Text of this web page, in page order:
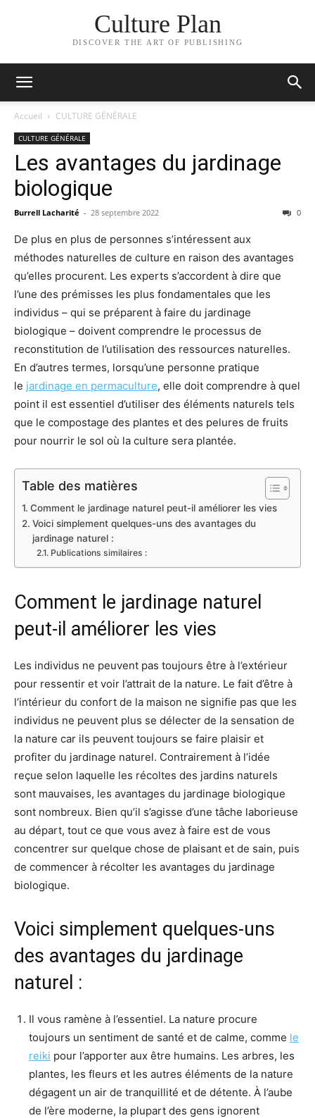
Culture Plan
DISCOVER THE ART OF PUBLISHING
Accueil CULTURE GÉNÉRALE
CULTURE GÉNÉRALE
Les avantages du jardinage
biologique
Burrell Lacharité - 28 septembre 2022 0
De plus en plus de personnes s’intéressent aux
méthodes naturelles de culture en raison des avantages
qu’elles procurent. Les experts s’accordent à dire que
l’une des prémisses les plus fondamentales que les
individus – qui se préparent à faire du jardinage
biologique – doivent comprendre le processus de
reconstitution de l’utilisation des ressources naturelles.
En d’autres termes, lorsqu’une personne pratique
le jardinage en permaculture, elle doit comprendre à quel
point il est essentiel d’utiliser des éléments naturels tels
que le compostage des plantes et des pelures de fruits
pour nourrir le sol où la culture sera plantée.
Table des matières
Comment le jardinage naturel peut-il améliorer les vies
Voici simplement quelques-uns des avantages du
jardinage naturel :
Publications similaires :
Comment le jardinage naturel
peut-il améliorer les vies
Les individus ne peuvent pas toujours être à l’extérieur
pour ressentir et voir l’attrait de la nature. Le fait d’être à
l’intérieur du confort de la maison ne signifie pas que les
individus ne peuvent plus se délecter de la sensation de
la nature car ils peuvent toujours se faire plaisir et
profiter du jardinage naturel. Contrairement à l’idée
reçue selon laquelle les récoltes des jardins naturels
sont mauvaises, les avantages du jardinage biologique
sont nombreux. Bien qu’il s’agisse d’une tâche laborieuse
au départ, tout ce que vous avez à faire est de vous
concentrer sur quelque chose de plaisant et de sain, puis
de commencer à récolter les avantages du jardinage
biologique.
Voici simplement quelques-uns
des avantages du jardinage
naturel :
Il vous ramène à l’essentiel. La nature procure
toujours un sentiment de santé et de calme, comme le
reiki pour l’apporter aux être humains. Les arbres, les
plantes, les fleurs et les autres éléments de la nature
dégagent un air de tranquillité et de détente. À l’aube
de l’ère moderne, la plupart des gens ignorent